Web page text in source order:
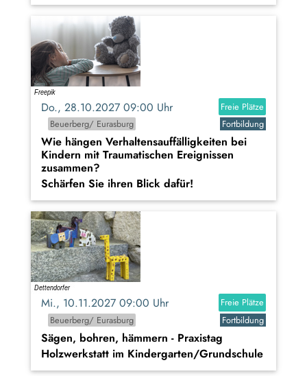
Do., 28.10.2027 09:00 Uhr
Freie Plätze
Beuerberg/ Eurasburg
Fortbildung
Wie hängen Verhaltensauffälligkeiten bei
Kindern mit Traumatischen Ereignissen
zusammen?
Schärfen Sie ihren Blick dafür!
Mi., 10.11.2027 09:00 Uhr
Freie Plätze
Beuerberg/ Eurasburg
Fortbildung
Sägen, bohren, hämmern - Praxistag
Holzwerkstatt im Kindergarten/Grundschule